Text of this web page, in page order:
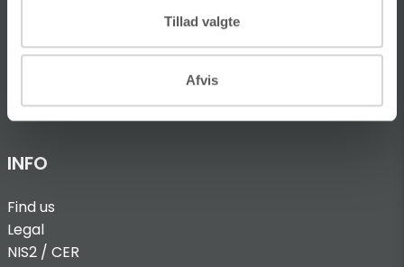
Tillad valgte
Afvis
denmark@folsgaard.com
INFO
Find us
Legal
NIS2 / CER